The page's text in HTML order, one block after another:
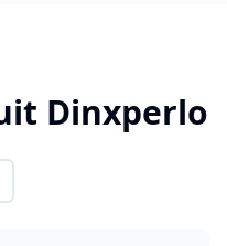
Dinxperlo